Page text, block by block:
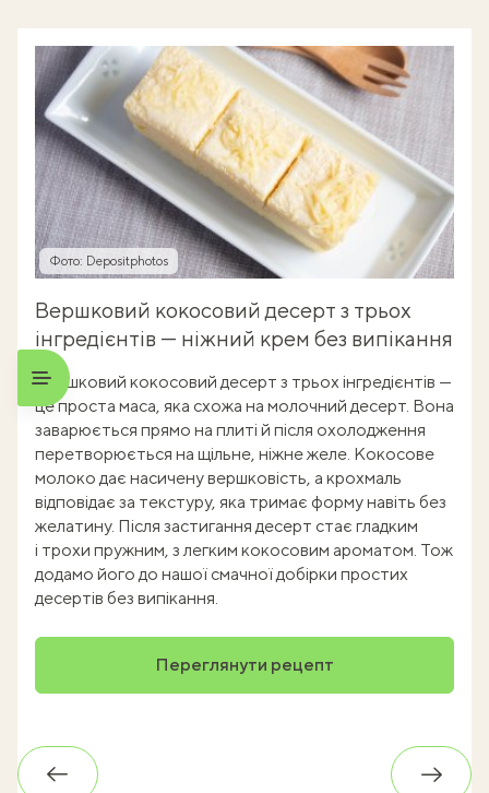
Фото: Depositphotos
Вершковий кокосовий десерт з трьох
інгредієнтів — ніжний крем без випікання
Вершковий кокосовий десерт з трьох інгредієнтів —
це проста маса, яка схожа на молочний десерт. Вона
заварюється прямо на плиті й після охолодження
перетворюється на щільне, ніжне желе. Кокосове
молоко дає насичену вершковість, а крохмаль
відповідає за текстуру, яка тримає форму навіть без
желатину. Після застигання десерт стає гладким
і трохи пружним, з легким кокосовим ароматом. Тож
додамо його до нашої смачної добірки простих
десертів без випікання.
Переглянути рецепт
Назад